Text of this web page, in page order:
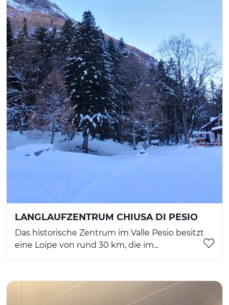
LANGLAUFZENTRUM CHIUSA DI PESIO
Das historische Zentrum im Valle Pesio besitzt
eine Loipe von rund 30 km, die im...